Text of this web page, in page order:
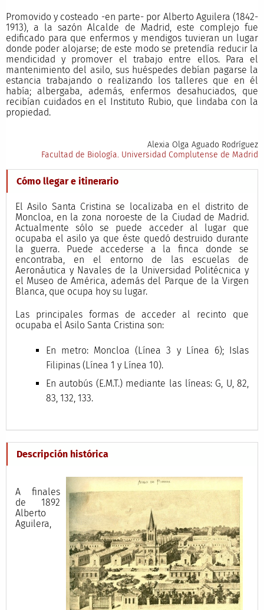
Promovido y costeado -en parte- por Alberto Aguilera (1842-
1913), a la sazón Alcalde de Madrid, este complejo fue
edificado para que enfermos y mendigos tuvieran un lugar
donde poder alojarse; de este modo se pretendía reducir la
mendicidad y promover el trabajo entre ellos. Para el
mantenimiento del asilo, sus huéspedes debían pagarse la
estancia trabajando o realizando los talleres que en él
había; albergaba, además, enfermos desahuciados, que
recibían cuidados en el Instituto Rubio, que lindaba con la
propiedad.
Alexia Olga Aguado Rodríguez
Facultad de Biología. Universidad Complutense de Madrid
Cómo llegar e itinerario
El Asilo Santa Cristina se localizaba en el distrito de
Moncloa, en la zona noroeste de la Ciudad de Madrid.
Actualmente sólo se puede acceder al lugar que
ocupaba el asilo ya que éste quedó destruido durante
la guerra. Puede accederse a la finca donde se
encontraba, en el entorno de las escuelas de
Aeronáutica y Navales de la Universidad Politécnica y
el Museo de América, además del Parque de la Virgen
Blanca, que ocupa hoy su lugar.
Las principales formas de acceder al recinto que
ocupaba el Asilo Santa Cristina son:
En metro: Moncloa (Línea 3 y Línea 6); Islas
Filipinas (Línea 1 y Línea 10).
En autobús (E.M.T.) mediante las líneas: G, U, 82,
83, 132, 133.
Descripción histórica
A finales
de 1892
Alberto
Aguilera,